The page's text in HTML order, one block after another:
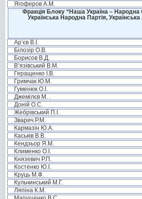
Ягоферов А.М.
Фракція Блоку “Наша Україна –
Українська Народна Партія,
Ар’єв В.І.
Білозір О.В.
Борисов В.Д.
В’язівський В.М.
Геращенко І.В.
Гримчак Ю.М.
Гуменюк О.І.
Джемілєв М. .
Доній О.С.
Жебрівський П.І.
Зварич Р.М.
Кармазін Ю.А.
Каськів В.В.
Кендзьор Я.М.
Клименко О.І.
Князевич Р.П.
Костенко Ю.І.
Круць М.Ф.
Кульчинський М.Г.
Ляпіна К.М.